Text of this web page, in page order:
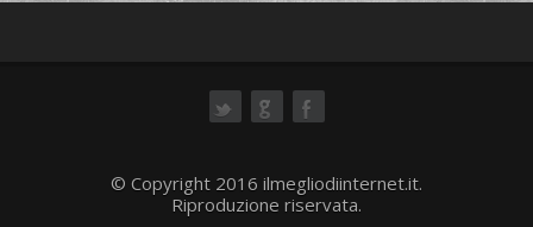
© Copyright 2016 ilmegliodiinternet.it.
Riproduzione riservata.